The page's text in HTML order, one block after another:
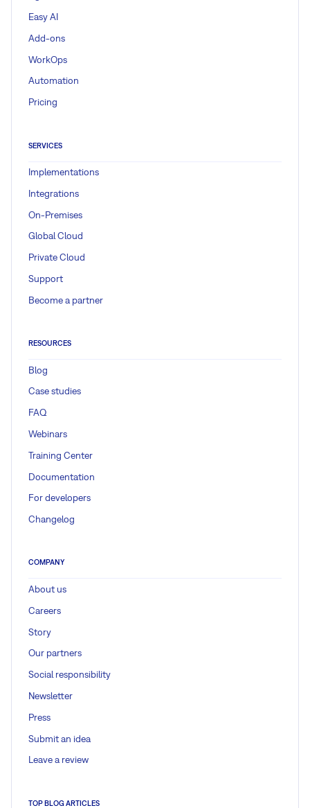
Easy AI
Add-ons
WorkOps
Automation
Pricing
SERVICES
Implementations
Integrations
On-Premises
Global Cloud
Private Cloud
Support
Become a partner
RESOURCES
Blog
Case studies
FAQ
Webinars
Training Center
Documentation
For developers
Changelog
COMPANY
About us
Careers
Story
Our partners
Social responsibility
Newsletter
Press
Submit an idea
Leave a review
TOP BLOG ARTICLES